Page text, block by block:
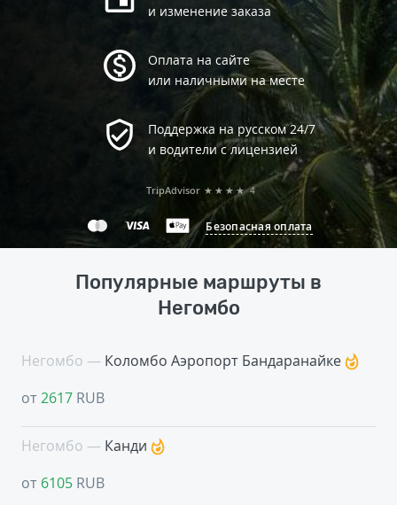
и изменение заказа
Оплата на сайте
или наличными на месте
Поддержка на русском 24/7
и водители с лицензией
Безопасная оплата
TripAdvisor ★★★★ 4
Популярные маршруты в
Негомбо
Негомбо — Коломбо Аэропорт Бандаранайке
от2617 RUB
Негомбо — Канди
от 6105 RUB